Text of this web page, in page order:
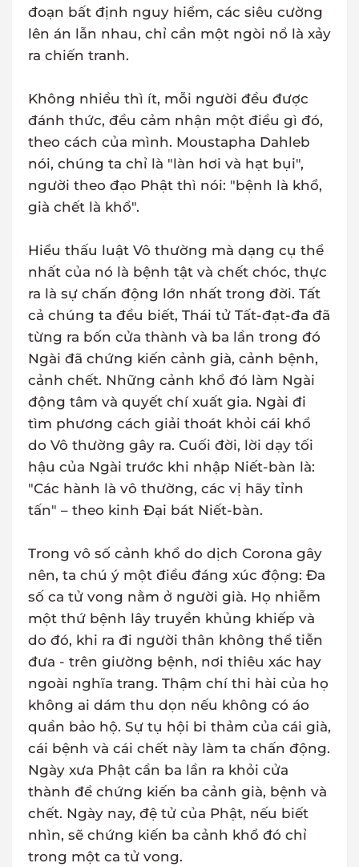
đoạn bất định nguy hiểm, các siêu cường
lên án lẫn nhau, chỉ cần một ngòi nổ là xảy
ra chiến tranh.
Không nhiều thì ít, mỗi người đều được
đánh thức, đều cảm nhận một điều gì đó,
theo cách của mình. Moustapha Dahleb
nói, chúng ta chỉ là "làn hơi và hạt bụi",
người theo đạo Phật thì nói: "bệnh là khổ,
già chết là khổ".
Hiểu thấu luật Vô thường mà dạng cụ thể
nhất của nó là bệnh tật và chết chóc, thực
ra là sự chấn động lớn nhất trong đời. Tất
cả chúng ta đều biết, Thái tử Tất-đạt-đa đã
từng ra bốn cửa thành và ba lần trong đó
Ngài đã chứng kiến cảnh già, cảnh bệnh,
cảnh chết. Những cảnh khổ đó làm Ngài
động tâm và quyết chí xuất gia. Ngài đi
tìm phương cách giải thoát khỏi cái khổ
do Vô thường gây ra. Cuối đời, lời dạy tối
hậu của Ngài trước khi nhập Niết-bàn là:
"Các hành là vô thường, các vị hãy tỉnh
tấn" – theo kinh Đại bát Niết-bàn.
Trong vô số cảnh khổ do dịch Corona gây
nên, ta chú ý một điều đáng xúc động: Đa
số ca tử vong nằm ở người già. Họ nhiễm
một thứ bệnh lây truyền khủng khiếp và
do đó, khi ra đi người thân không thể tiễn
đưa - trên giường bệnh, nơi thiêu xác hay
ngoài nghĩa trang. Thậm chí thi hài của họ
không ai dám thu dọn nếu không có áo
quần bảo hộ. Sự tụ hội bi thảm của cái già,
cái bệnh và cái chết này làm ta chấn động.
Ngày xưa Phật cần ba lần ra khỏi cửa
thành để chứng kiến ba cảnh già, bệnh và
chết. Ngày nay, đệ tử của Phật, nếu biết
nhìn, sẽ chứng kiến ba cảnh khổ đó chỉ
trong một ca tử vong.